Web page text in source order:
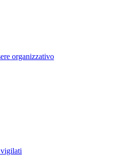
organizzativo